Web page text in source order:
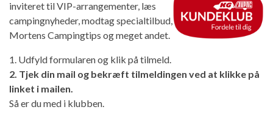
inviteret til VIP-arrangementer, læs
campingnyheder, modtag specialtilbud,
Mortens Campingtips og meget andet.
1. Udfyld formularen og klik på tilmeld.
2. Tjek din mail og bekræft tilmeldingen ved at klikke på
linket i mailen.
Så er du med i klubben.